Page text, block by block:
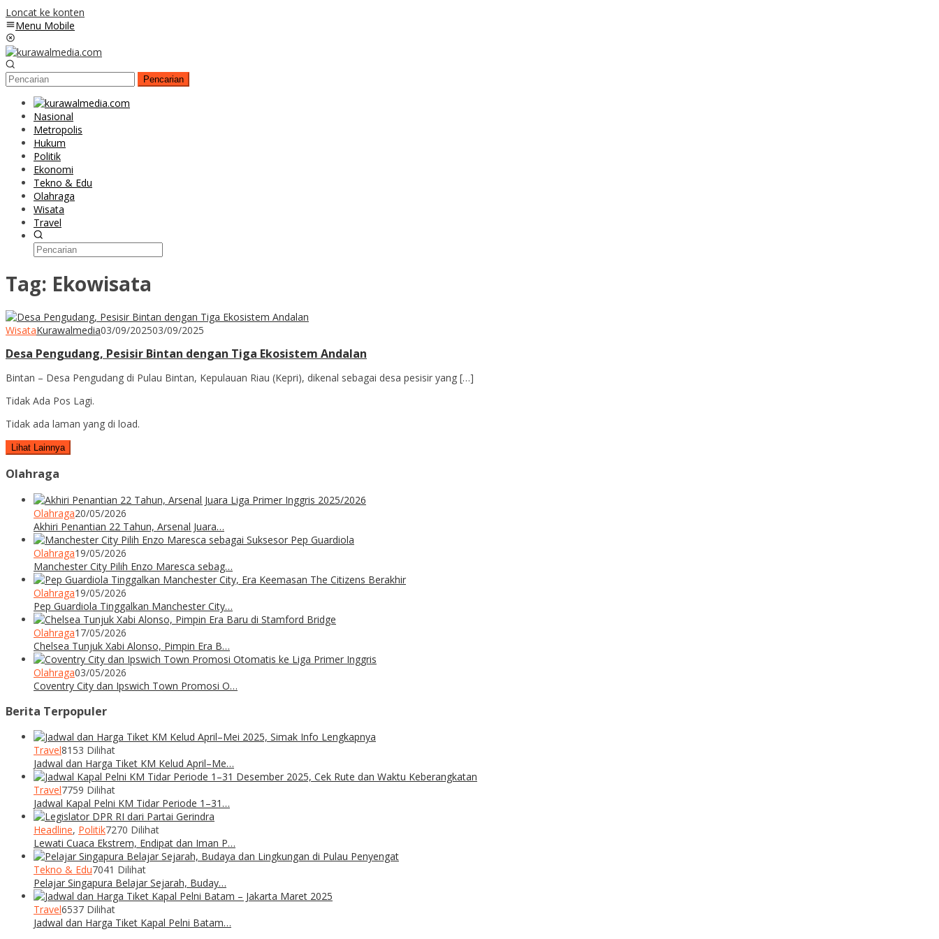
Loncat ke konten
Menu Mobile
Pencarian
Nasional
Metropolis
Hukum
Politik
Ekonomi
Tekno & Edu
Olahraga
Wisata
Travel
Tag: Ekowisata
WisataKurawalmedia03/09/202503/09/2025
Desa Pengudang, Pesisir Bintan dengan Tiga Ekosistem Andalan
Bintan – Desa Pengudang di Pulau Bintan, Kepulauan Riau (Kepri), dikenal sebagai desa pesisir yang […]
Tidak Ada Pos Lagi.
Tidak ada laman yang di load.
Lihat Lainnya
Olahraga
Olahraga20/05/2026
Akhiri Penantian 22 Tahun, Arsenal Juara…
Olahraga19/05/2026
Manchester City Pilih Enzo Maresca sebag…
Olahraga19/05/2026
Pep Guardiola Tinggalkan Manchester City…
Olahraga17/05/2026
Chelsea Tunjuk Xabi Alonso, Pimpin Era B…
Olahraga03/05/2026
Coventry City dan Ipswich Town Promosi O…
Berita Terpopuler
Travel8153 Dilihat
Jadwal dan Harga Tiket KM Kelud April–Me…
Travel7759 Dilihat
Jadwal Kapal Pelni KM Tidar Periode 1–31…
Headline, Politik7270 Dilihat
Lewati Cuaca Ekstrem, Endipat dan Iman P…
Tekno & Edu7041 Dilihat
Pelajar Singapura Belajar Sejarah, Buday…
Travel6537 Dilihat
Jadwal dan Harga Tiket Kapal Pelni Batam…